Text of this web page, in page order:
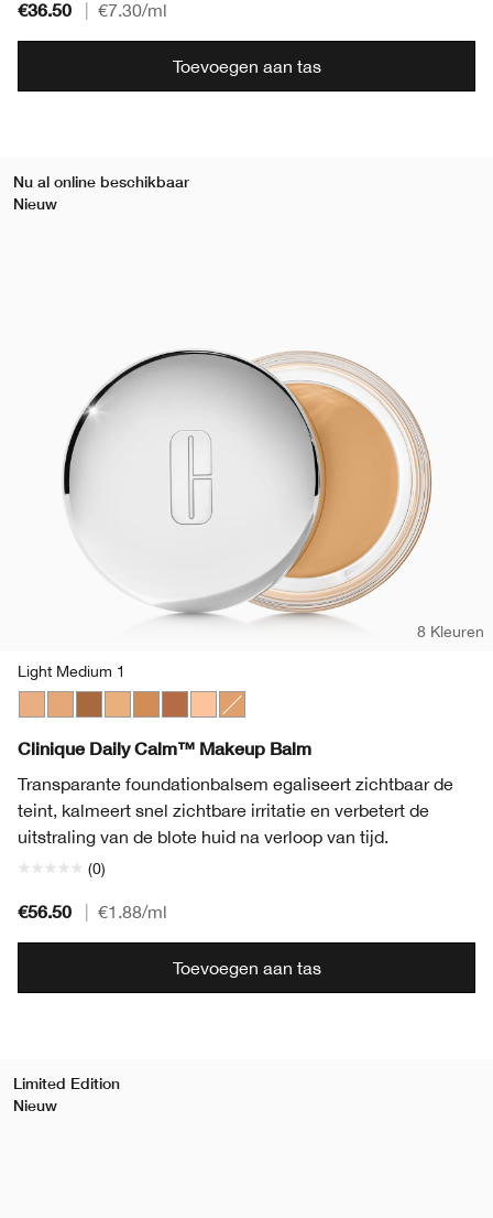
€36.50 €7.30/ml
Toevoegen aan tas
Nu al online beschikbaar
Nieuw
8 Kleuren
Light Medium 1
Clinique Daily Calm™ Makeup Balm
Transparante foundationbalsem egaliseert zichtbaar de
teint, kalmeert snel zichtbare irritatie en verbetert de
uitstraling van de blote huid na verloop van tijd.
(0)
€56.50 €1.88/ml
Toevoegen aan tas
Limited Edition
Nieuw